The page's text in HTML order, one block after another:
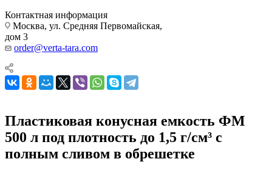
Контактная информация
Москва, ул. Средняя Первомайская,
дом 3
order@verta-tara.com
Пластиковая конусная емкость ФМ
500 л под плотность до 1,5 г/см³ с
полным сливом в обрешетке